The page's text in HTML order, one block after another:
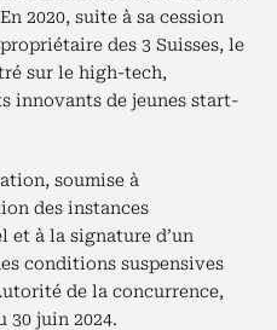
2020, suite à sa cession
des 3 Suisses, le
sur le high-tech,
innovants de jeunes start-
soumise à
des instances
et à la signature d’un
conditions suspensives
de la concurrence,
30 juin 2024.